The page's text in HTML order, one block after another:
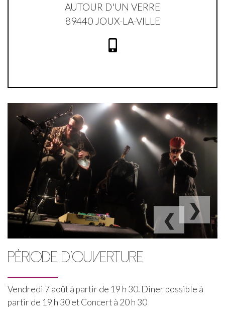
AUTOUR D'UN VERRE
89440 JOUX-LA-VILLE
Blues2Men
❮
❯
PÉRIODE D'OUVERTURE
Vendredi 7 août à partir de 19 h 30. Diner possible à
partir de 19 h 30 et Concert à 20 h 30